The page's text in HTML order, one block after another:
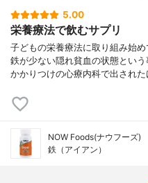
5.00
栄養療法で飲むサプリ
子どもの栄養療法に取り組み始
鉄が少ない隠れ貧血の状態とい
かかりつけの心療内科で出され
NOW Foods(ナウフーズ)
鉄（アイアン）